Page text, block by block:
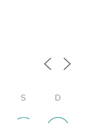
S D